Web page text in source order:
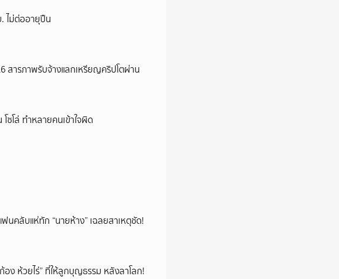
ไม่ต่ออายุปืน
สารภาพรับจ้างแลกเหรียญคริปโตผ่าน
ซโล่ ทำหลายคนเข้าใจผิด
นคลับแห่ทัก “นายห้าง” เฉลยสาเหตุชัด!
ห้วยไร่” ที่ให้ลูกบุญธรรม หลังลาโลก!